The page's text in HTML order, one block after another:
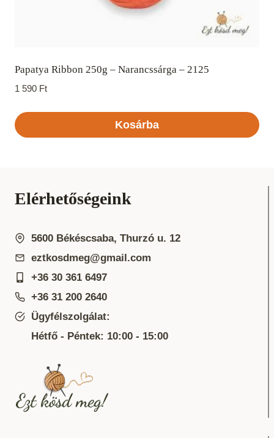
Papatya Ribbon 250g – Narancssárga – 2125
1 590 Ft
Kosárba
Elérhetőségeink
5600 Békéscsaba, Thurzó u. 12
eztkosdmeg@gmail.com
+36 30 361 6497
+36 31 200 2640
Ügyfélszolgálat:
Hétfő - Péntek: 10:00 - 15:00